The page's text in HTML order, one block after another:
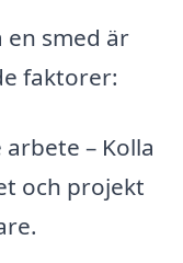
smed är
faktorer:
– Kolla
och projekt